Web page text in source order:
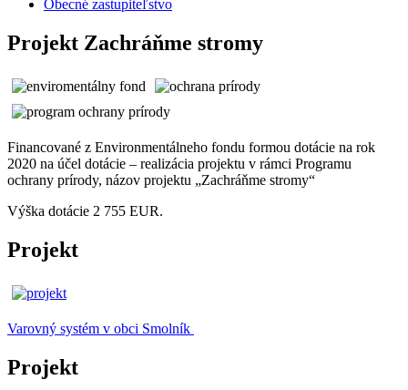
Obecné zastupiteľstvo
Projekt Zachráňme stromy
Financované z Environmentálneho fondu formou dotácie na rok
2020 na účel dotácie – realizácia projektu v rámci Programu
ochrany prírody, názov projektu „Zachráňme stromy“
Výška dotácie 2 755 EUR.
Projekt
Varovný systém v obci Smolník
Projekt